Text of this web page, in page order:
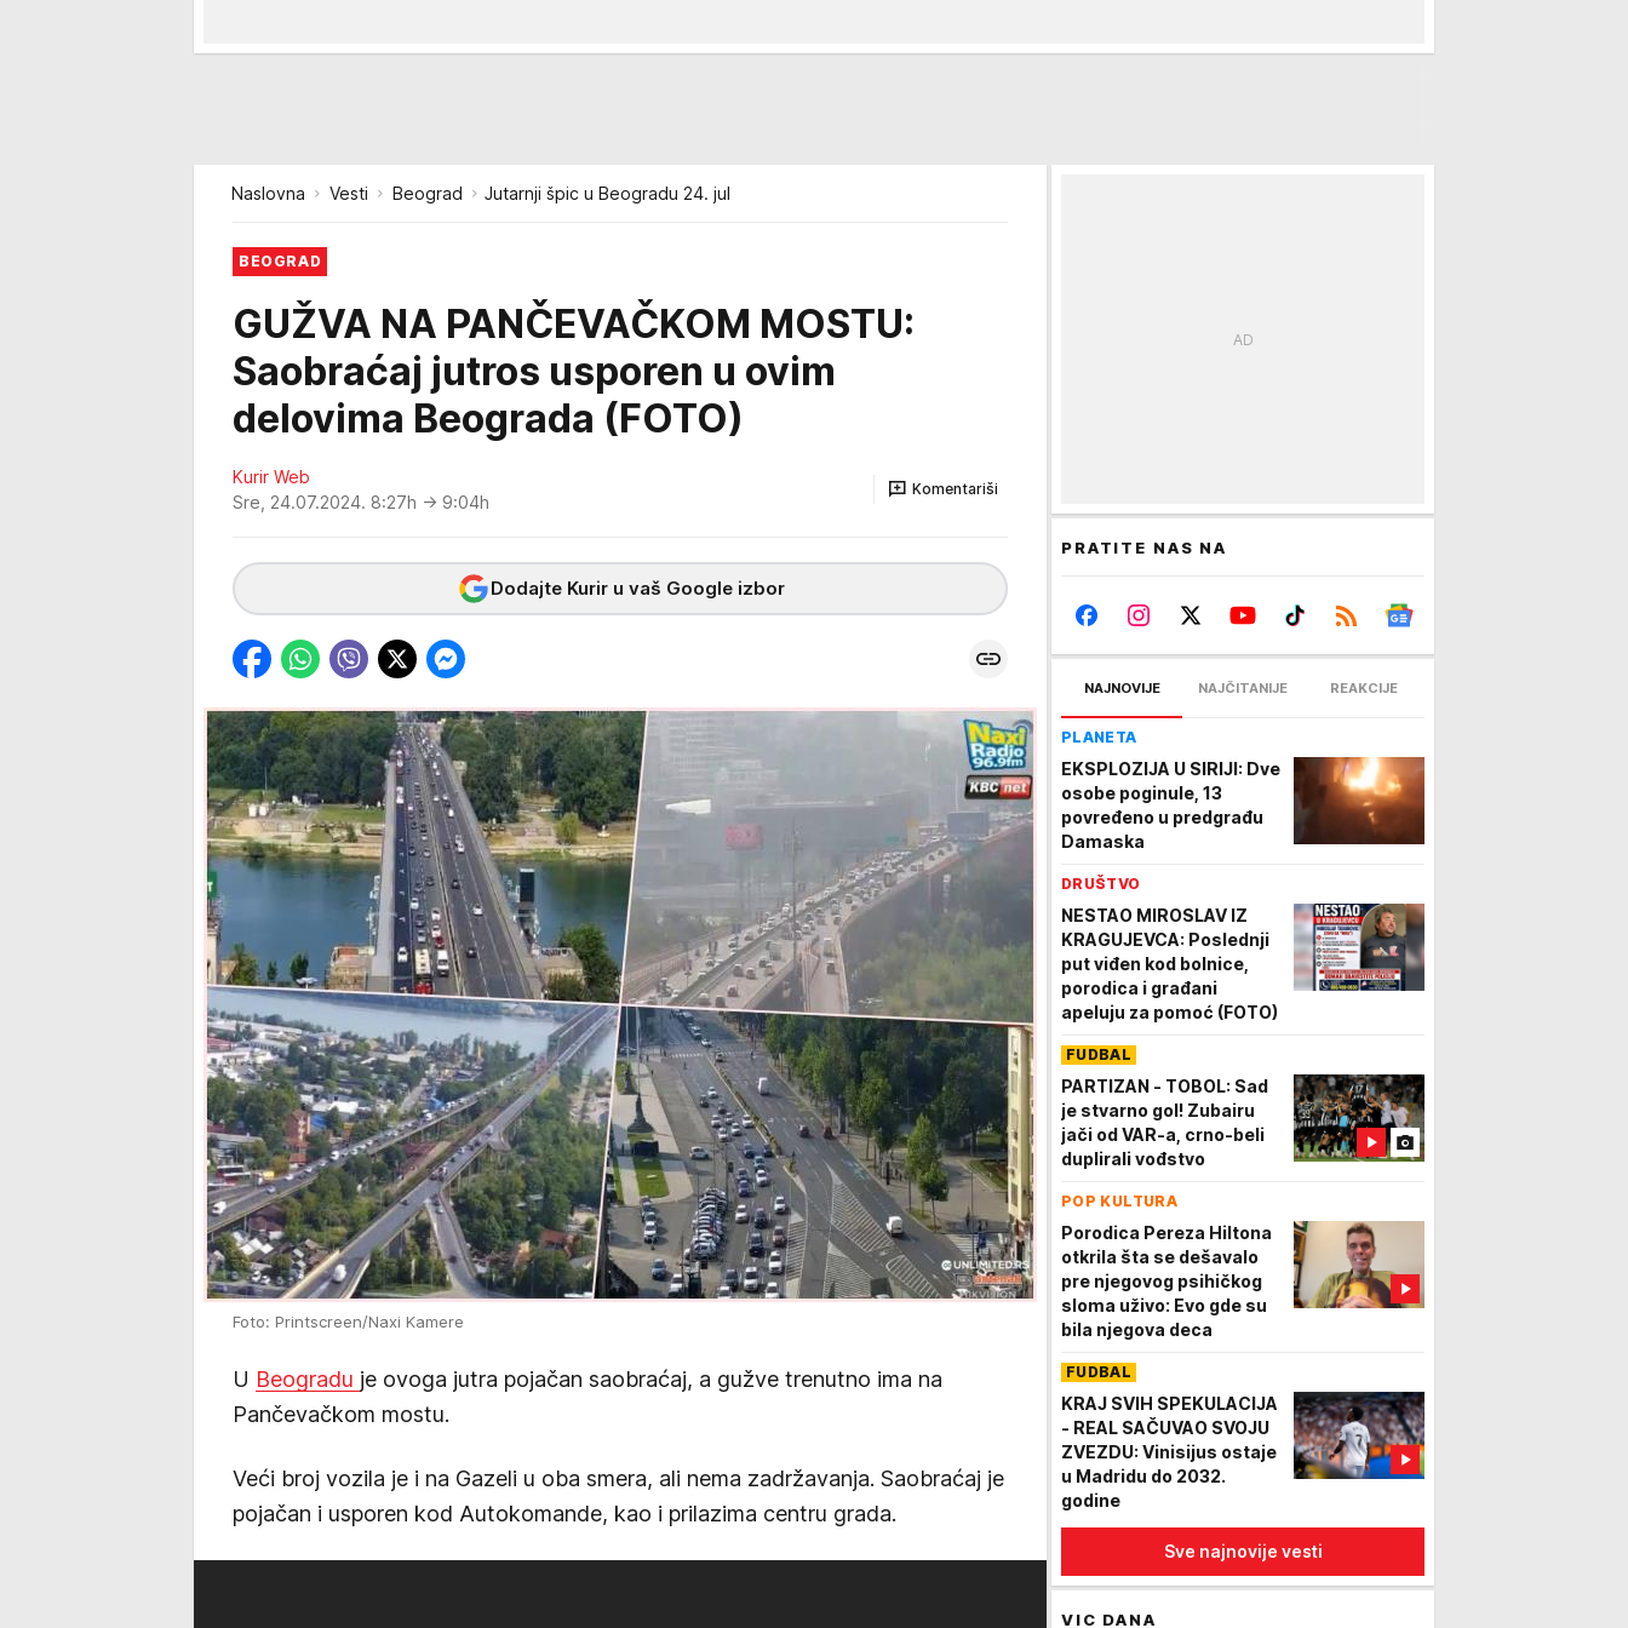
Naslovna Vesti Beograd Jutarnji špic u Beogradu 24. jul
BEOGRAD
GUŽVA NA PANČEVAČKOM MOSTU:
Saobraćaj jutros usporen u ovim
delovima Beograda (FOTO)
Kurir Web
Sre, 24.07.2024. 8:27h → 9:04h
Komentariši
Dodajte Kurir u vaš Google izbor
Foto: Printscreen/Naxi Kamere
U Beogradu je ovoga jutra pojačan saobraćaj, a gužve trenutno ima na
Pančevačkom mostu.
Veći broj vozila je i na Gazeli u oba smera, ali nema zadržavanja. Saobraćaj je
pojačan i usporen kod Autokomande, kao i prilazima centru grada.
PRATITE NAS NA
NAJNOVIJE NAJČITANIJE REAKCIJE
PLANETA
EKSPLOZIJA U SIRIJI: Dve
osobe poginule, 13
povređeno u predgrađu
Damaska
DRUŠTVO
NESTAO MIROSLAV IZ
KRAGUJEVCA: Poslednji
put viđen kod bolnice,
porodica i građani
apeluju za pomoć (FOTO)
FUDBAL
PARTIZAN - TOBOL: Sad
je stvarno gol! Zubairu
jači od VAR-a, crno-beli
duplirali vođstvo
POP KULTURA
Porodica Pereza Hiltona
otkrila šta se dešavalo
pre njegovog psihičkog
sloma uživo: Evo gde su
bila njegova deca
FUDBAL
KRAJ SVIH SPEKULACIJA
- REAL SAČUVAO SVOJU
ZVEZDU: Vinisijus ostaje
u Madridu do 2032.
godine
Sve najnovije vesti
VIC DANA